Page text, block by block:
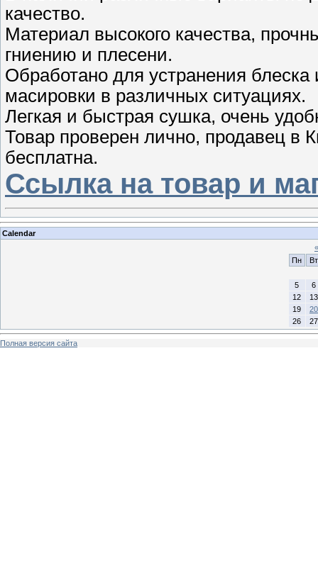
качество.
Материал высокого качества,
гниению и плесени.
Обработано для устранения
масировки в различных ситуациях.
Легкая и быстрая сушка, очень
Товар проверен лично, продавец в
бесплатна.
Ссылка на товар и
Calendar
«
Пн
Вт
5
6
12
13
19
20
26
27
Полная версия сайта